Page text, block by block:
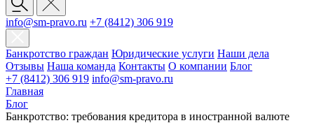
info@sm-pravo.ru +7 (8412) 306 919
Банкротство граждан Юридические услуги Наши дела
Отзывы Наша команда Контакты О компании Блог
+7 (8412) 306 919 info@sm-pravo.ru
Главная
Блог
Банкротство: требования кредитора в иностранной валюте